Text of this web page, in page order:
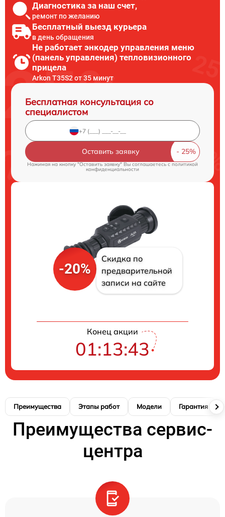
Диагностика за наш счет,
ремонт по желанию
Бесплатный выезд курьера
в день обращения
Не работает энкодер управления меню
(панель управления) тепловизионного
прицела
Arkon T35S2 от 35 минут
Бесплатная консультация со
специалистом
Оставить заявку
Нажимая на кнопку "Оставить заявку" Вы соглашаетесь c политикой
конфиденциальности
-20%
Скидка по
предварительной
записи на сайте
Конец акции
01:13:43
Преимущества Этапы работ Модели Гарантия
Преимущества сервис-
центра